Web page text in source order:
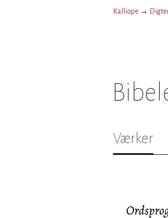
Kalliope →
Værker